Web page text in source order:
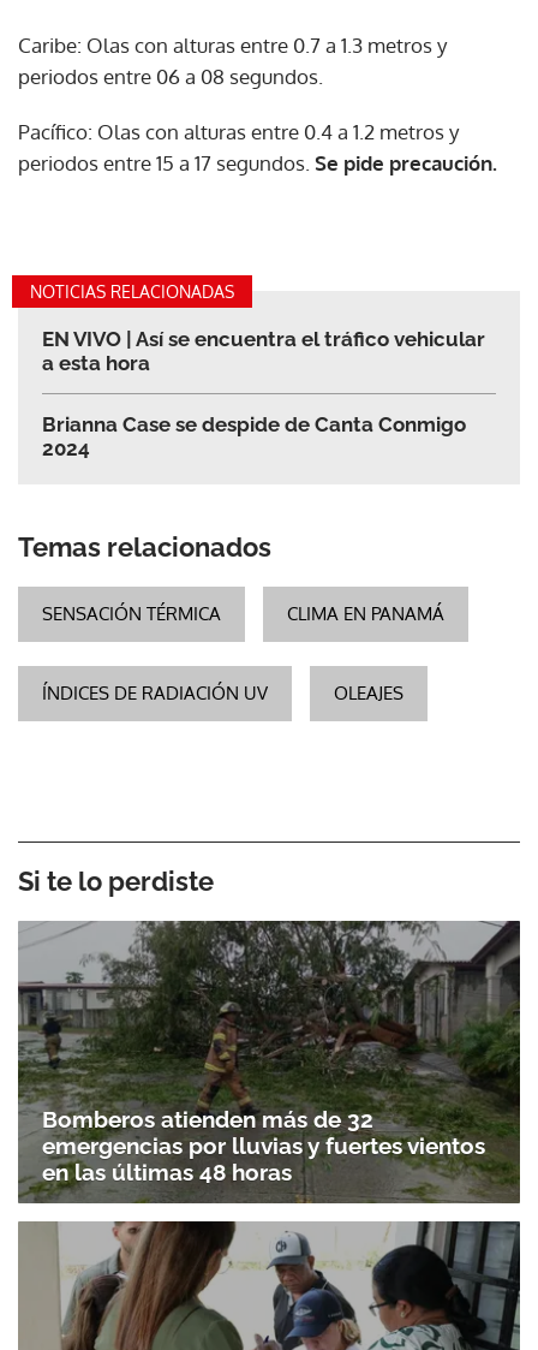
Caribe: Olas con alturas entre 0.7 a 1.3 metros y
periodos entre 06 a 08 segundos.
Pacífico: Olas con alturas entre 0.4 a 1.2 metros y
periodos entre 15 a 17 segundos. Se pide precaución.
NOTICIAS RELACIONADAS
EN VIVO | Así se encuentra el tráfico vehicular
a esta hora
Brianna Case se despide de Canta Conmigo
2024
Temas relacionados
SENSACIÓN TÉRMICA CLIMA EN PANAMÁ
ÍNDICES DE RADIACIÓN UV OLEAJES
Si te lo perdiste
Bomberos atienden más de 32
emergencias por lluvias y fuertes vientos
en las últimas 48 horas